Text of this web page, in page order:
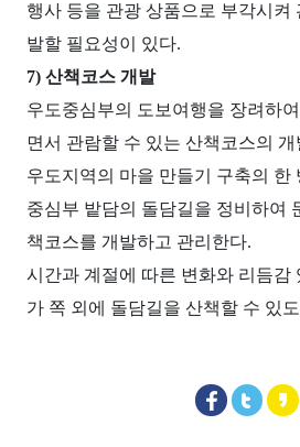
행사 등을 관광 상품으로 부각시켜
발할 필요성이 있다.
7) 산책코스 개발
우도중심부의 도보여행을 장려하
면서 관람할 수 있는 산책코스의
우도지역의 마을 만들기 구축의 한
중심부 밭담의 돌담길을 정비하여
책코스를 개발하고 관리한다.
시간과 계절에 따른 변화와 리듬감
가 쪽 외에 돌담길을 산책할 수 있